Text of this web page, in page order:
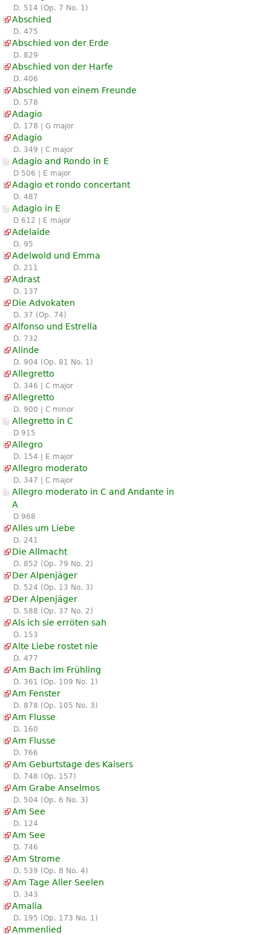
D. 514 (Op. 7 No. 1)
Abschied
D. 475
Abschied von der Erde
D. 829
Abschied von der Harfe
D. 406
Abschied von einem Freunde
D. 578
Adagio
D. 178 | G major
Adagio
D. 349 | C major
Adagio and Rondo in E
D 506 | E major
Adagio et rondo concertant
D. 487
Adagio in E
D 612 | E major
Adelaide
D. 95
Adelwold und Emma
D. 211
Adrast
D. 137
Die Advokaten
D. 37 (Op. 74)
Alfonso und Estrella
D. 732
Alinde
D. 904 (Op. 81 No. 1)
Allegretto
D. 346 | C major
Allegretto
D. 900 | C minor
Allegretto in C
D 915
Allegro
D. 154 | E major
Allegro moderato
D. 347 | C major
Allegro moderato in C and Andante in
A
D 968
Alles um Liebe
D. 241
Die Allmacht
D. 852 (Op. 79 No. 2)
Der Alpenjäger
D. 524 (Op. 13 No. 3)
Der Alpenjäger
D. 588 (Op. 37 No. 2)
Als ich sie erröten sah
D. 153
Alte Liebe rostet nie
D. 477
Am Bach im Frühling
D. 361 (Op. 109 No. 1)
Am Fenster
D. 878 (Op. 105 No. 3)
Am Flusse
D. 160
Am Flusse
D. 766
Am Geburtstage des Kaisers
D. 748 (Op. 157)
Am Grabe Anselmos
D. 504 (Op. 6 No. 3)
Am See
D. 124
Am See
D. 746
Am Strome
D. 539 (Op. 8 No. 4)
Am Tage Aller Seelen
D. 343
Amalia
D. 195 (Op. 173 No. 1)
Ammenlied